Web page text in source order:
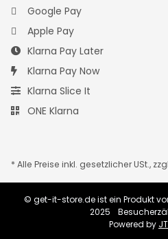
Google Pay
Apple Pay
Klarna Pay Later
Klarna Pay Now
Klarna Slice It
ONE Klarna
* Alle Preise inkl. gesetzlicher USt.,
© get-it-store.de ist ein Produkt
2025
Powered by